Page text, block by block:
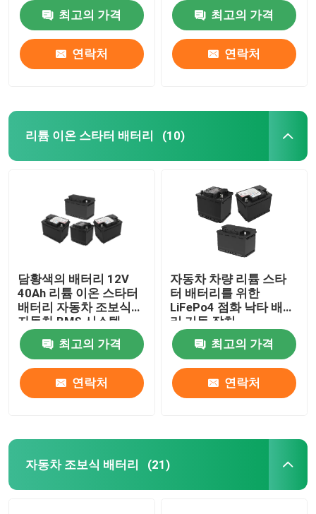
최고의 가격
연락처
최고의 가격
연락처
리튬 이온 스타터 배터리 (10)
담황색의 배터리 12V
40Ah 리튬 이온 스타터
배터리 자동차 조보식
자동차 BMS 시스템
최고의 가격
연락처
자동차 차량 리튬 스타
터 배터리를 위한
LiFePo4 점화 낙타 배터
리 기동 장치
최고의 가격
연락처
자동차 조보식 배터리 (21)